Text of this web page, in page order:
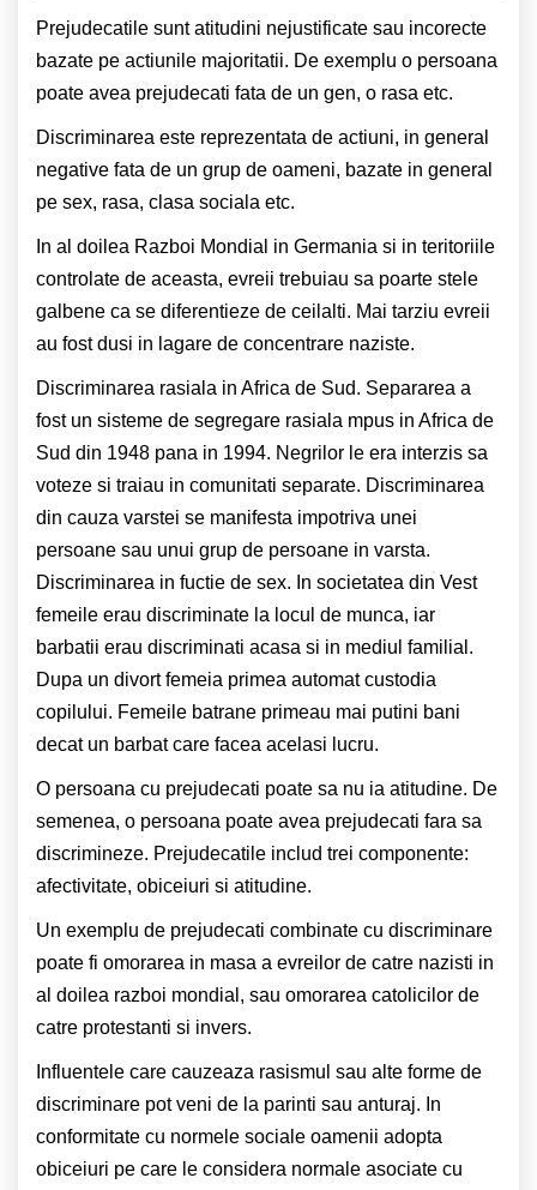
Prejudecatile sunt atitudini nejustificate sau incorecte
bazate pe actiunile majoritatii. De exemplu o persoana
poate avea prejudecati fata de un gen, o rasa etc.
Discriminarea este reprezentata de actiuni, in general
negative fata de un grup de oameni, bazate in general
pe sex, rasa, clasa sociala etc.
In al doilea Razboi Mondial in Germania si in teritoriile
controlate de aceasta, evreii trebuiau sa poarte stele
galbene ca se diferentieze de ceilalti. Mai tarziu evreii
au fost dusi in lagare de concentrare naziste.
Discriminarea rasiala in Africa de Sud. Separarea a
fost un sisteme de segregare rasiala mpus in Africa de
Sud din 1948 pana in 1994. Negrilor le era interzis sa
voteze si traiau in comunitati separate. Discriminarea
din cauza varstei se manifesta impotriva unei
persoane sau unui grup de persoane in varsta.
Discriminarea in fuctie de sex. In societatea din Vest
femeile erau discriminate la locul de munca, iar
barbatii erau discriminati acasa si in mediul familial.
Dupa un divort femeia primea automat custodia
copilului. Femeile batrane primeau mai putini bani
decat un barbat care facea acelasi lucru.
O persoana cu prejudecati poate sa nu ia atitudine. De
semenea, o persoana poate avea prejudecati fara sa
discrimineze. Prejudecatile includ trei componente:
afectivitate, obiceiuri si atitudine.
Un exemplu de prejudecati combinate cu discriminare
poate fi omorarea in masa a evreilor de catre nazisti in
al doilea razboi mondial, sau omorarea catolicilor de
catre protestanti si invers.
Influentele care cauzeaza rasismul sau alte forme de
discriminare pot veni de la parinti sau anturaj. In
conformitate cu normele sociale oamenii adopta
obiceiuri pe care le considera normale asociate cu